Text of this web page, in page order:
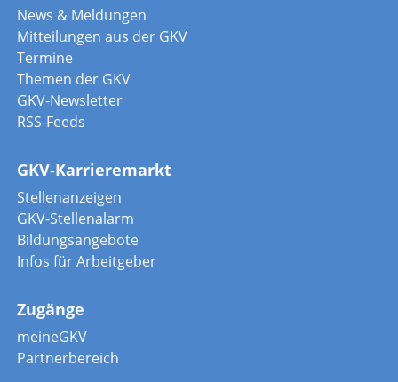
News & Meldungen
Mitteilungen aus der GKV
Termine
Themen der GKV
GKV-Newsletter
RSS-Feeds
GKV-Karrieremarkt
Stellenanzeigen
GKV-Stellenalarm
Bildungsangebote
Infos für Arbeitgeber
Zugänge
meineGKV
Partnerbereich